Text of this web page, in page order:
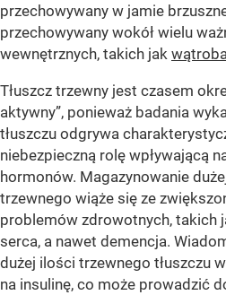
przechowywany w jamie
przechowywany wokół wielu
wewnętrznych, takich jak
Tłuszcz trzewny jest czasem
aktywny”, ponieważ badania
tłuszczu odgrywa
niebezpieczną rolę wpływającą
hormonów. Magazynowanie
trzewnego wiąże się ze
problemów zdrowotnych, takich
serca, a nawet demencja.
dużej ilości trzewnego tłuszczu
na insulinę, co może prowadzić